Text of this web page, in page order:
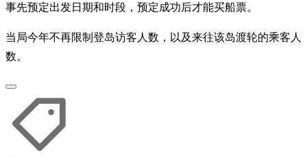
事先预定出发日期和时段，预定成功后才能买船票。
当局今年不再限制登岛访客人数，以及来往该岛渡轮的乘客人
数。